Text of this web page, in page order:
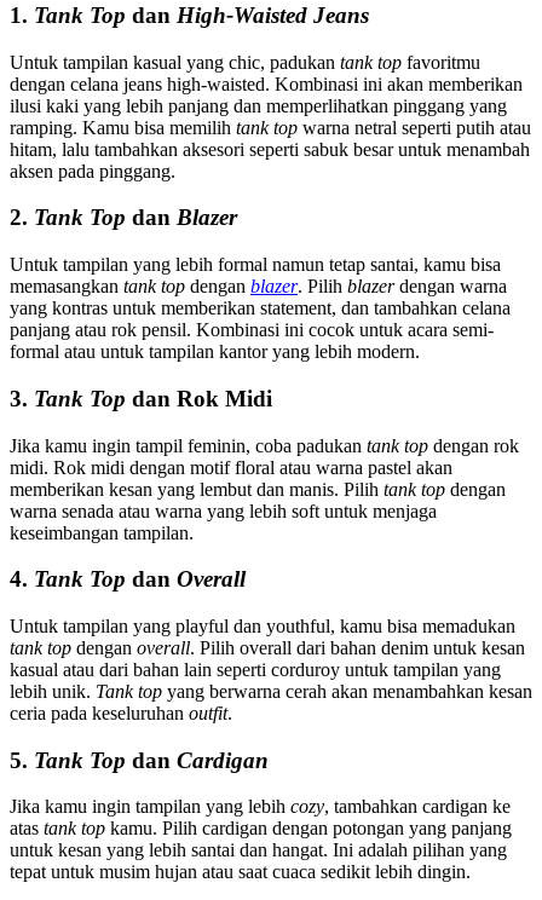
1. Tank Top dan High-Waisted Jeans
Untuk tampilan kasual yang chic, padukan tank top favoritmu
dengan celana jeans high-waisted. Kombinasi ini akan memberikan
ilusi kaki yang lebih panjang dan memperlihatkan pinggang yang
ramping. Kamu bisa memilih tank top warna netral seperti putih atau
hitam, lalu tambahkan aksesori seperti sabuk besar untuk menambah
aksen pada pinggang.
2. Tank Top dan Blazer
Untuk tampilan yang lebih formal namun tetap santai, kamu bisa
memasangkan tank top dengan blazer. Pilih blazerdengan warna
yang kontras untuk memberikan statement, dan tambahkan celana
panjang atau rok pensil. Kombinasi ini cocok untuk acara semi-
formal atau untuk tampilan kantor yang lebih modern.
3. Tank Top dan Rok Midi
Jika kamu ingin tampil feminin, coba padukan tank top dengan rok
midi. Rok midi dengan motif floral atau warna pastel akan
memberikan kesan yang lembut dan manis. Pilih tank top dengan
warna senada atau warna yang lebih soft untuk menjaga
keseimbangan tampilan.
4. Tank Top dan Overall
Untuk tampilan yang playful dan youthful, kamu bisa memadukan
tank top dengan overall. Pilih overall dari bahan denim untuk kesan
kasual atau dari bahan lain seperti corduroy untuk tampilan yang
lebih unik. Tank top yang berwarna cerah akan menambahkan kesan
ceria pada keseluruhan outfit.
5. Tank Top dan Cardigan
Jika kamu ingin tampilan yang lebih cozy, tambahkan cardigan ke
atas tank top kamu. Pilih cardigan dengan potongan yang panjang
untuk kesan yang lebih santai dan hangat. Ini adalah pilihan yang
tepat untuk musim hujan atau saat cuaca sedikit lebih dingin.